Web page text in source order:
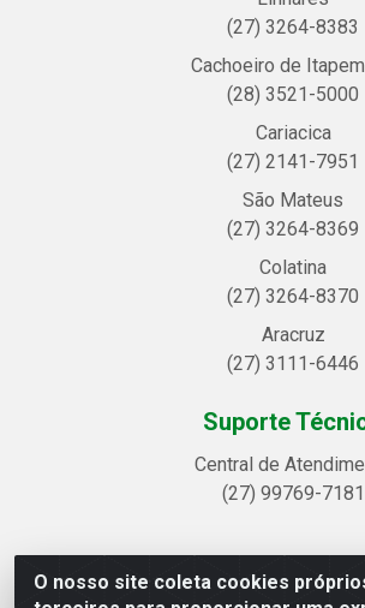
O nosso site coleta cookies
(27) 3264-8383
Cachoeiro de
(28) 3521-5000
Cariacica
(27) 2141-7951
São Mateus
(27) 3264-8369
Colatina
(27) 3264-8370
Aracruz
(27) 3111-6446
Suporte
Central de
(27) 99769-7181
Linhavix Distribuidora LTDA - Avenida